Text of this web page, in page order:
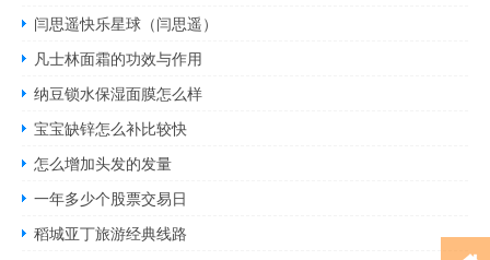
闫思遥快乐星球（闫思遥）
凡士林面霜的功效与作用
纳豆锁水保湿面膜怎么样
宝宝缺锌怎么补比较快
怎么增加头发的发量
一年多少个股票交易日
稻城亚丁旅游经典线路